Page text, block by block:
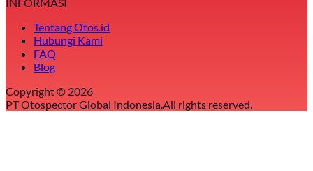
INFORMASI
Tentang Otos.id
Hubungi Kami
FAQ
Blog
Copyright © 2026
PT Otospector Global Indonesia.All rights reserved.